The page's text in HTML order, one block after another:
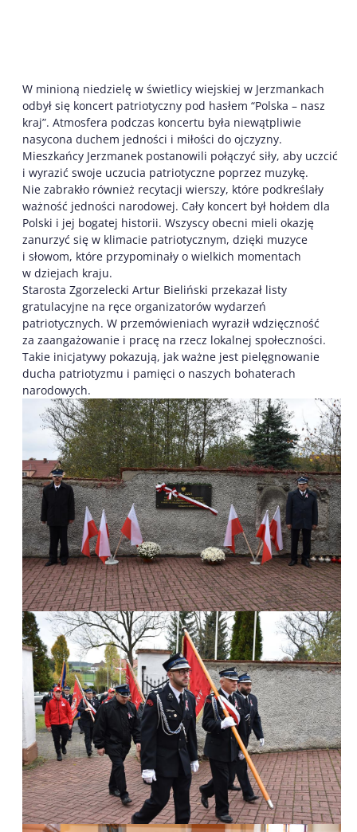
W minioną niedzielę w świetlicy wiejskiej w Jerzmankach
odbył się koncert patriotyczny pod hasłem “Polska – nasz
kraj”. Atmosfera podczas koncertu była niewątpliwie
nasycona duchem jedności i miłości do ojczyzny.
Mieszkańcy Jerzmanek postanowili połączyć siły, aby uczcić
i wyrazić swoje uczucia patriotyczne poprzez muzykę.
Nie zabrakło również recytacji wierszy, które podkreślały
ważność jedności narodowej. Cały koncert był hołdem dla
Polski i jej bogatej historii. Wszyscy obecni mieli okazję
zanurzyć się w klimacie patriotycznym, dzięki muzyce
i słowom, które przypominały o wielkich momentach
w dziejach kraju.
Starosta Zgorzelecki Artur Bieliński przekazał listy
gratulacyjne na ręce organizatorów wydarzeń
patriotycznych. W przemówieniach wyraził wdzięczność
za zaangażowanie i pracę na rzecz lokalnej społeczności.
Takie inicjatywy pokazują, jak ważne jest pielęgnowanie
ducha patriotyzmu i pamięci o naszych bohaterach
narodowych.